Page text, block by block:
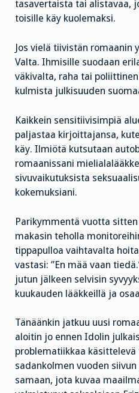
tasavertaista tai alistavaa,
toisille käy kuolemaksi.
Jos vielä tiivistän romaanin
Valta. Ihmisille suodaan
väkivalta, raha tai
kulmista julkisuuden
Kaikkein sensitiivisimpiä
paljastaa kirjoittajansa,
käy. Ilmiötä kutsutaan
romaanissani
sivuvaikutuksista
kokemuksiani.
Parikymmentä vuotta
makasin teholla
tippapulloa vaihtavalta
vastasi: ”En mää vaan
jutun jälkeen selvisin
kuukauden lääkkeillä ja
Tänäänkin jatkuu uusi
aloitin jo ennen Idolin
problematiikkaa
sadankolmen vuoden
samaan, jota kuvaa